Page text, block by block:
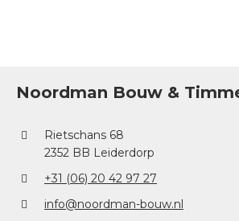
Noordman Bouw &
Rietschans 68
2352 BB Leiderdorp
+31 (06) 20 42 97 27
info@noordman-bouw.nl